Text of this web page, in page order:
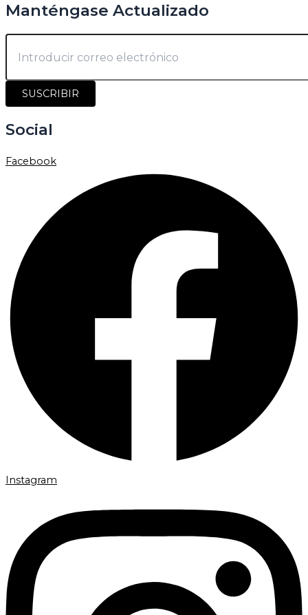
Manténgase Actualizado
SUSCRIBIR
Social
Facebook
Instagram